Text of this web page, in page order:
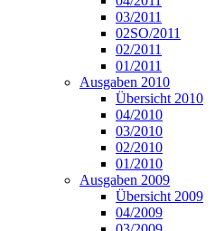
03/2011
02SO/2011
02/2011
01/2011
Ausgaben 2010
Übersicht 2010
04/2010
03/2010
02/2010
01/2010
Ausgaben 2009
Übersicht 2009
04/2009